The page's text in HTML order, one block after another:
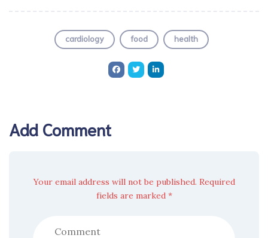
cardiology food health
Add Comment
Your email address will not be published. Required
fields are marked *